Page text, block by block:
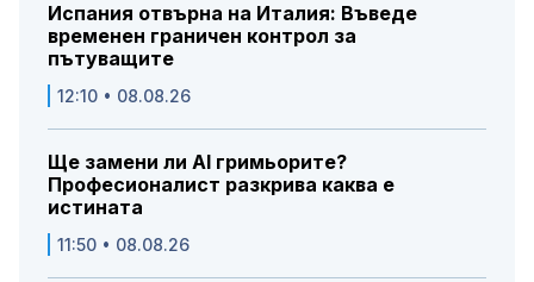
Испания отвърна на Италия: Въведе
временен граничен контрол за
пътуващите
12:10 • 08.08.26
Ще замени ли AI гримьорите?
Професионалист разкрива каква е
истината
11:50 • 08.08.26